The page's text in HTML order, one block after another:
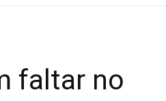
faltar no